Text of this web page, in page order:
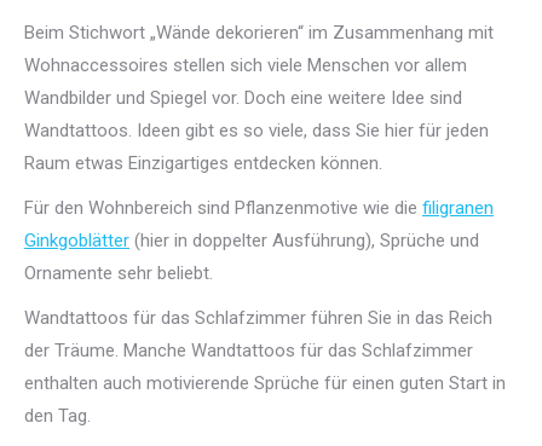
Beim Stichwort „Wände dekorieren“ im Zusammenhang mit
Wohnaccessoires stellen sich viele Menschen vor allem
Wandbilder und Spiegel vor. Doch eine weitere Idee sind
Wandtattoos. Ideen gibt es so viele, dass Sie hier für jeden
Raum etwas Einzigartiges entdecken können.
Für den Wohnbereich sind Pflanzenmotive wie die filigranen
Ginkgoblätter (hier in doppelter Ausführung), Sprüche und
Ornamente sehr beliebt.
Wandtattoos für das Schlafzimmer führen Sie in das Reich
der Träume. Manche Wandtattoos für das Schlafzimmer
enthalten auch motivierende Sprüche für einen guten Start in
den Tag.